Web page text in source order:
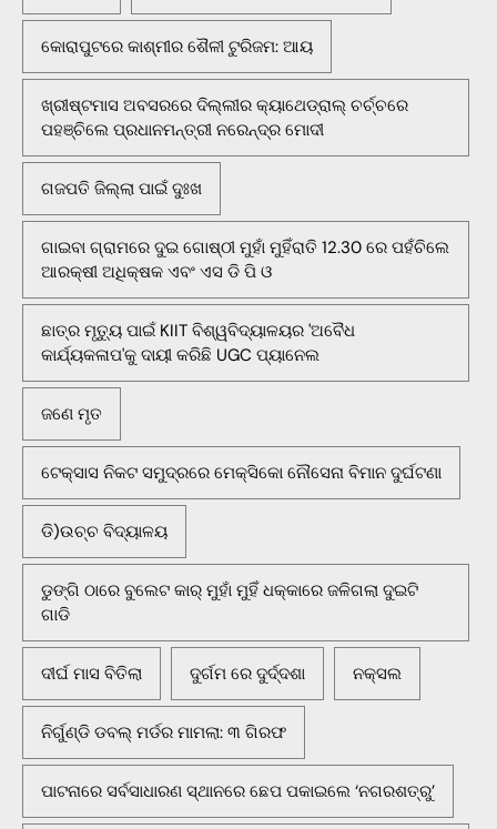
କୋରାପୁଟରେ କାଶ୍ମୀର ଶୈଳୀ ଟୁରିଜମ: ଆୟ
ଖ୍ରୀଷ୍ଟମାସ ଅବସରରେ ଦିଲ୍ଲୀର କ୍ୟାଥେଡ୍ରାଲ୍ ଚର୍ଚ୍ଚରେ
ପହଞ୍ଚିଲେ ପ୍ରଧାନମନ୍ତ୍ରୀ ନରେନ୍ଦ୍ର ମୋଦୀ
ଗଜପତି ଜିଲ୍ଲା ପାଇଁ ଦୁଃଖ
ଗାଇବା ଗ୍ରାମରେ ଦୁଇ ଗୋଷ୍ଠୀ ମୁହାଁ ମୁହିଁରାତି 12.30 ରେ ପହଁଚିଲେ
ଆରକ୍ଷୀ ଅଧିକ୍ଷକ ଏବଂ ଏସ ଡି ପି ଓ
ଛାତ୍ର ମୃତ୍ୟୁ ପାଇଁ KIIT ବିଶ୍ୱବିଦ୍ୟାଳୟର 'ଅବୈଧ
କାର୍ଯ୍ୟକଳାପ'କୁ ଦାୟୀ କରିଛି UGC ପ୍ୟାନେଲ
ଜଣେ ମୃତ
ଟେକ୍ସାସ ନିକଟ ସମୁଦ୍ରରେ ମେକ୍ସିକୋ ନୌସେନା ବିମାନ ଦୁର୍ଘଟଣା
ଡି)ଉଚ୍ଚ ବିଦ୍ୟାଳୟ
ଡୁଙ୍ଗି ଠାରେ ବୁଲେଟ କାର୍ ମୁହାଁ ମୁହିଁ ଧକ୍କାରେ ଜଳିଗଲା ଦୁଇଟି
ଗାଡି
ଦୀର୍ଘ ମାସ ବିତିଲା ଦୁର୍ଗମ ରେ ଦୁର୍ଦ୍ଦଶା ନକ୍ସଲ
ନିର୍ଗୁଣ୍ଡି ଡବଲ୍ ମର୍ଡର ମାମଲା: ୩ ଗିରଫ
ପାଟନାରେ ସର୍ବସାଧାରଣ ସ୍ଥାନରେ ଛେପ ପକାଇଲେ ‘ନଗରଶତ୍ରୁ’